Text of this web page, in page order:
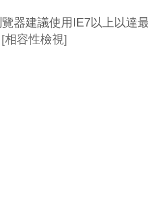
器建議使用IE7以上以達
相容性檢視]